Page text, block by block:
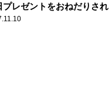
プレゼントをおねだりされ
？